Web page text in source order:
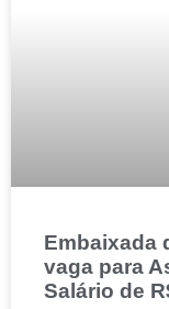
Embaixada
vaga para
Salário de